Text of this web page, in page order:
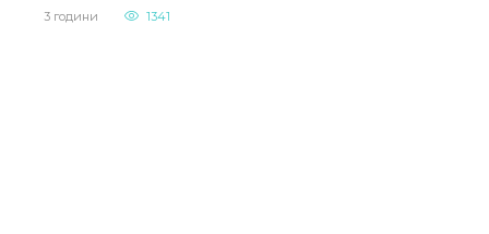
3 години 1341